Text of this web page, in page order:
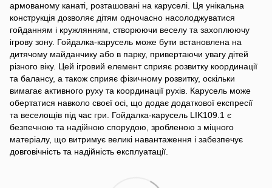
армованому канаті, розташовані на каруселі. Ця унікальна
конструкція дозволяє дітям одночасно насолоджуватися
гойданням і кружлянням, створюючи веселу та захоплюючу
ігрову зону. Гойдалка-карусель може бути встановлена на
дитячому майданчику або в парку, привертаючи увагу дітей
різного віку. Цей ігровий елемент сприяє розвитку координації
та балансу, а також сприяє фізичному розвитку, оскільки
вимагає активного руху та координації рухів. Карусель може
обертатися навколо своєї осі, що додає додаткової експресії
та веселощів під час гри. Гойдалка-карусель LIK109.1 є
безпечною та надійною спорудою, зробленою з міцного
матеріалу, що витримує великі навантаження і забезпечує
довговічність та надійність експлуатації.